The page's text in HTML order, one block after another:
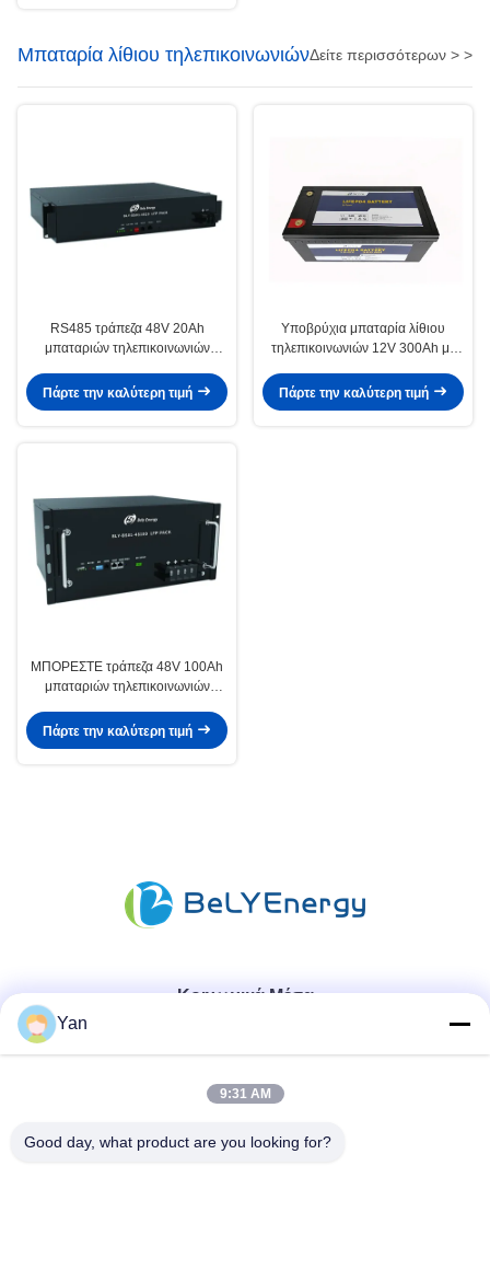
Μπαταρία λίθιου τηλεπικοινωνιώνΔείτε περισσότερων > >
RS485 τράπεζα 48V 20Ah
μπαταριών τηλεπικοινωνιών
δείκτες των οδηγήσεων
Πάρτε την καλύτερη τιμή
Υποβρύχια μπαταρία λίθιου
τηλεπικοινωνιών 12V 300Ah με
Πάρτε την καλύτερη τιμή
ΜΠΟΡΕΣΤΕ τράπεζα 48V 100Ah
μπαταριών τηλεπικοινωνιών
το LCD
Πάρτε την καλύτερη τιμή
Κοινωνικά Μέσα
Γρήγορη επικοινωνία
Τηλ.:
Yan
9:31 AM
Good day, what product are you looking for?